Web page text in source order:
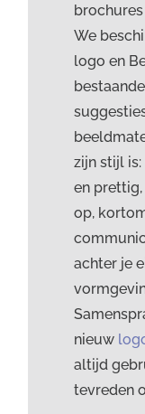
We
logo en
zijn stijl
en
op,
achter je
nieuw
altijd
tevreden